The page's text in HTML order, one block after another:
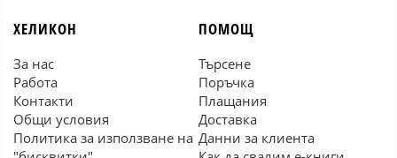
ХЕЛИКОН
За нас
Работа
Контакти
Общи условия
Политика за използване на
ПОМОЩ
Търсене
Поръчка
Плащания
Доставка
Данни за клиента